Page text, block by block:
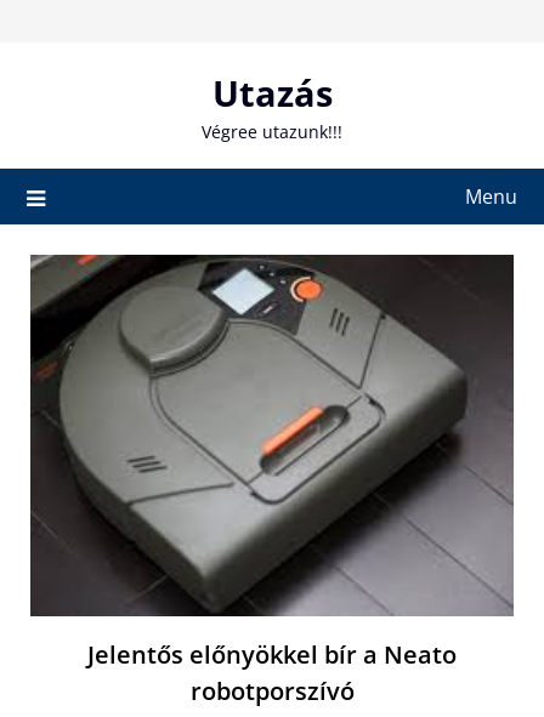
Utazás
Végree utazunk!!!
Menu
Jelentős előnyökkel bír a Neato
robotporszívó